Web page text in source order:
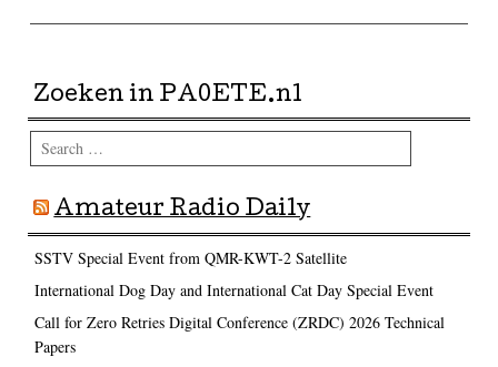
Zoeken in PA0ETE.nl
Search
Amateur Radio Daily
SSTV Special Event from QMR-KWT-2 Satellite
International Dog Day and International Cat Day Special Event
Call for Zero Retries Digital Conference (ZRDC) 2026 Technical
Papers